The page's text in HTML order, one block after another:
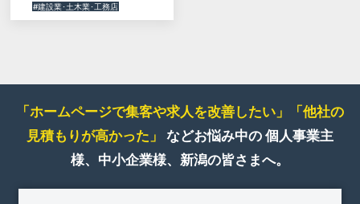
#建設業･土木業･工務店
「ホームページで集客や求人を改善したい」
「他社の
見積もりが高かった」 などお悩み中の 個人事業主
様、中小企業様、新潟の皆さまへ。